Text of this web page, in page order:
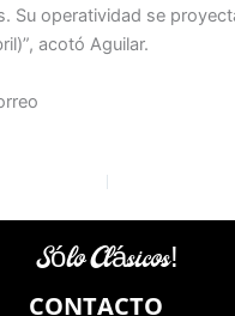
Su operatividad se
acotó Aguilar.
Sólo Clásicos!
CONTACTO